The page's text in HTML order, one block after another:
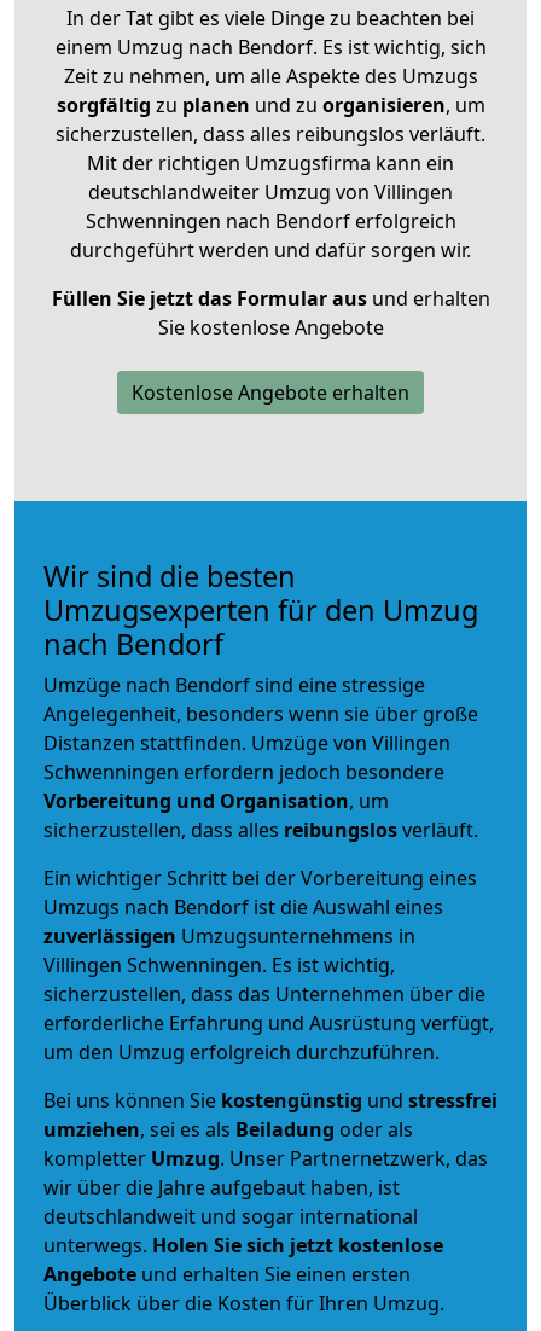
In der Tat gibt es viele Dinge zu beachten bei
einem Umzug nach Bendorf. Es ist wichtig, sich
Zeit zu nehmen, um alle Aspekte des Umzugs
sorgfältig zu planen und zu organisieren, um
sicherzustellen, dass alles reibungslos verläuft.
Mit der richtigen Umzugsfirma kann ein
deutschlandweiter Umzug von Villingen
Schwenningen nach Bendorf erfolgreich
durchgeführt werden und dafür sorgen wir.
Füllen Sie jetzt das Formular ausund erhalten
Sie kostenlose Angebote
Kostenlose Angebote erhalten
Wir sind die besten
Umzugsexperten für den Umzug
nach Bendorf
Umzüge nach Bendorf sind eine stressige
Angelegenheit, besonders wenn sie über große
Distanzen stattfinden. Umzüge von Villingen
Schwenningen erfordern jedoch besondere
Vorbereitung und Organisation, um
sicherzustellen, dass alles reibungslosverläuft.
Ein wichtiger Schritt bei der Vorbereitung eines
Umzugs nach Bendorf ist die Auswahl eines
zuverlässigen Umzugsunternehmens in
Villingen Schwenningen. Es ist wichtig,
sicherzustellen, dass das Unternehmen über die
erforderliche Erfahrung und Ausrüstung verfügt,
um den Umzug erfolgreich durchzuführen.
Bei uns können Sie kostengünstig und stressfrei
umziehen, sei es als Beiladung oder als
kompletter Umzug. Unser Partnernetzwerk, das
wir über die Jahre aufgebaut haben, ist
deutschlandweit und sogar international
unterwegs. Holen Sie sich jetzt kostenlose
Angebote und erhalten Sie einen ersten
Überblick über die Kosten für Ihren Umzug.